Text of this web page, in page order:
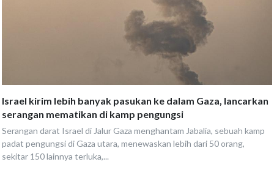
Israel kirim lebih banyak pasukan ke dalam Gaza, lancarkan
serangan mematikan di kamp pengungsi
Serangan darat Israel di Jalur Gaza menghantam Jabalia, sebuah kamp
padat pengungsi di Gaza utara, menewaskan lebih dari 50 orang,
sekitar 150 lainnya terluka,...